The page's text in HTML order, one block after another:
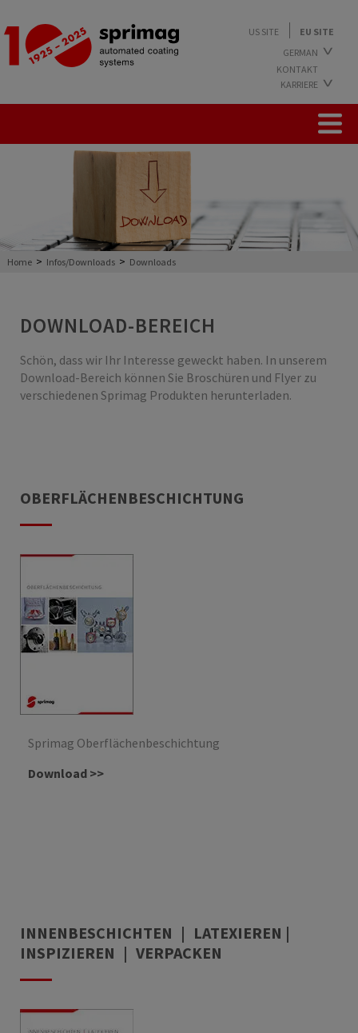
US SITE
EU SITE
GERMAN
ENGLISH
KONTAKT
KARRIERE
ARBEITEN BEI SPRIMAG
STUDIUM BEI SPRIMAG
Home > Infos/Downloads > Downloads
DOWNLOAD-BEREICH
Schön, dass wir Ihr Interesse geweckt haben. In unserem
Download-Bereich können Sie Broschüren und Flyer zu
verschiedenen Sprimag Produkten herunterladen.
OBERFLÄCHENBESCHICHTUNG
Sprimag Oberflächenbeschichtung
Download >>
INNENBESCHICHTEN | LATEXIEREN |
INSPIZIEREN | VERPACKEN